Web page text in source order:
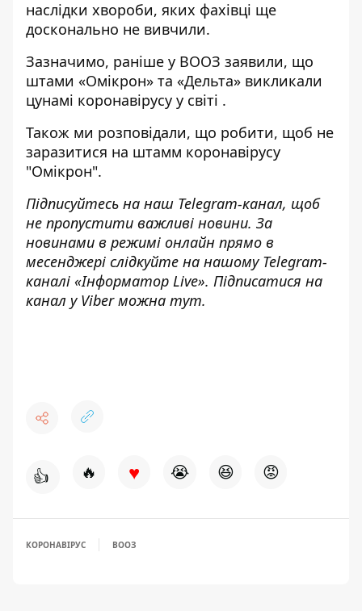
наслідки хвороби, яких фахівці ще
досконально не вивчили.
Зазначимо, раніше у ВООЗ заявили, що
штами «Омікрон» та «Дельта» викликали
цунамі коронавірусу у світі .
Також ми розповідали, що робити, щоб не
заразитися на штамм коронавірусу
"Омікрон".
Підписуйтесь на наш Telegram-канал, щоб
не пропустити важливі новини. За
новинами в режимі онлайн прямо в
месенджері слідкуйте на нашому Telegram-
каналі «Інформатор Live». Підписатися на
канал у Viber можна тут.
👍 🔥 ♥ 😭 😆 😡
КОРОНАВІРУС ВООЗ